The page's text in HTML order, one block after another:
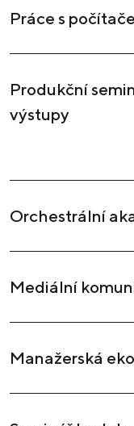
Práce s
Produkční
výstupy
Orchestrální
Mediální
Manažerská